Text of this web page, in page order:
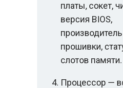
платы, сокет,
версия BIOS,
прошивки,
слотов памяти.
Процессор —